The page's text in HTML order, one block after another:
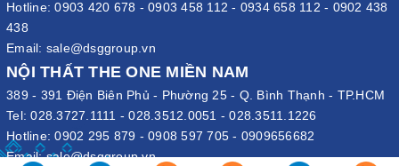
Hotline:0903 420 678 - 0903 458 112 - 0934 658 112 - 0902 438
438
Email: sale@dsggroup.vn
NỘI THẤT THE ONE MIỀN NAM
389 - 391 Điện Biên Phủ - Phường 25 - Q. Bình Thạnh - TP.HCM
Tel:028.3727.1111 -028.3512.0051 -028.3511.1226
Hotline:0902 295 879 - 0908 597 705 - 0909656682
Email:sale@dsggroup.vn